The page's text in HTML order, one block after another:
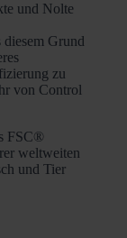
und Nolte
Grund
zu
von Control
FSC®
weltweiten
und Tier